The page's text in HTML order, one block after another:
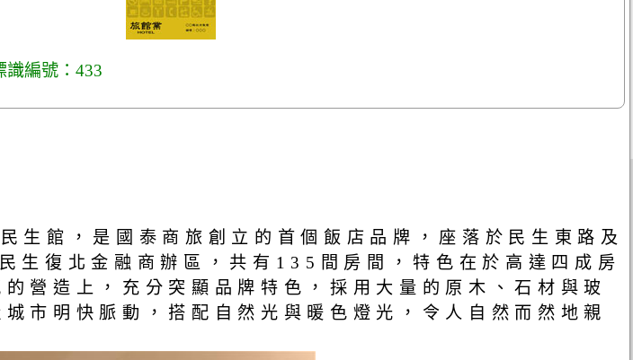
識編號：433
館，是國泰商旅創立的首個飯店品牌，座落於民生東路及
生復北金融商辦區，共有135間房間，特色在於高達四成房
營造上，充分突顯品牌特色，採用大量的原木、石材與玻
市明快脈動，搭配自然光與暖色燈光，令人自然而然地親